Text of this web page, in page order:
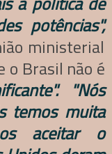
potências",
ministerial
o Brasil não é
"Nós
temos muita
aceitar o